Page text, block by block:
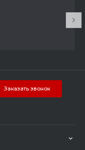
Заказать звонок